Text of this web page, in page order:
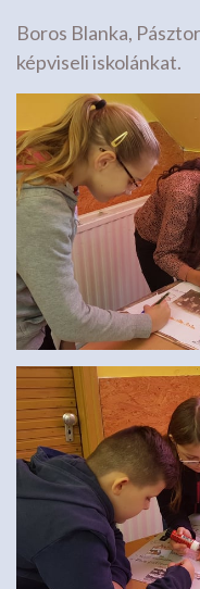
Boros Blanka,
képviseli iskolánkat.